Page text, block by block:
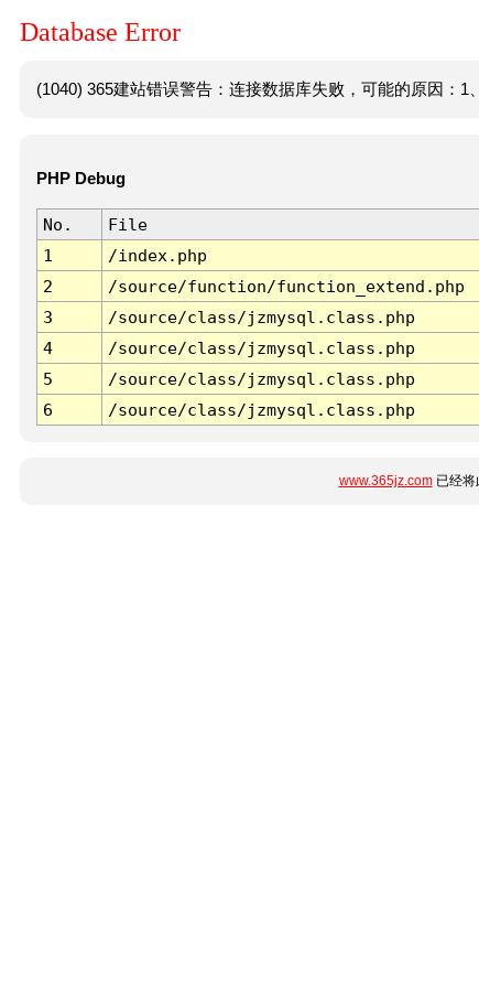
Database Error
(1040) 365建站错误警告：连接数据库失败，可能的原因：1
PHP Debug
No. File
1
/index.php
2
/source/function/function_extend.php
3
/source/class/jzmysql.class.php
4
/source/class/jzmysql.class.php
5
/source/class/jzmysql.class.php
6
/source/class/jzmysql.class.php
www.365jz.com已经将